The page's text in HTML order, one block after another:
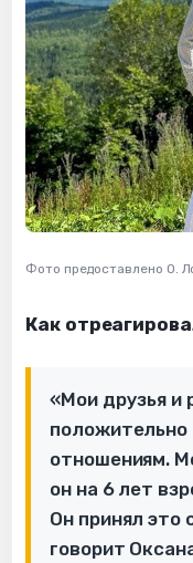
Фото предоставлено О.
Как
«Мои друзья и
положительно
отношениям.
он на 6 лет
Он принял это
говорит